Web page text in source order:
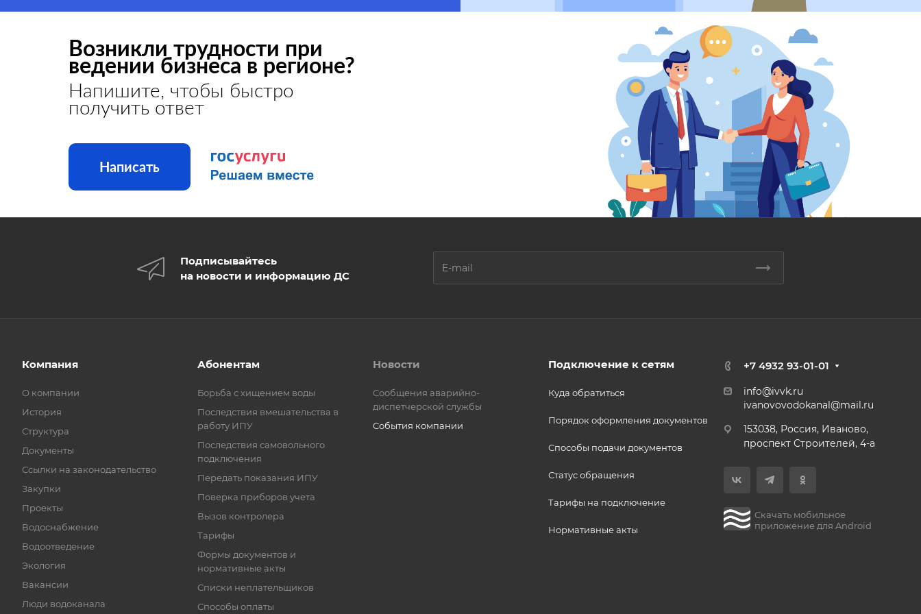
Возникли трудности при
ведении бизнеса в регионе?
Напишите, чтобы быстро
получить ответ
Написать
Подписывайтесь
на новости и информацию ДС
Компания
О компании
История
Структура
Документы
Ссылки на законодательство
Закупки
Проекты
Водоснабжение
Водоотведение
Экология
Вакансии
Люди водоканала
Абонентам
Борьба с хищением воды
Последствия вмешательства в
работу ИПУ
Последствия самовольного
подключения
Передать показания ИПУ
Поверка приборов учета
Вызов контролера
Тарифы
Формы документов и
нормативные акты
Списки неплательщиков
Способы оплаты
Новости
Сообщения аварийно-
диспетчерской службы
События компании
Подключение к сетям
Куда обратиться
Порядок оформления документов
Способы подачи документов
Статус обращения
Тарифы на подключение
Нормативные акты
+7 4932 93-01-01
info@ivvk.ru
ivanovovodokanal@mail.ru
153038, Россия, Иваново,
проспект Строителей, 4-а
Скачать мобильное
приложение для Android